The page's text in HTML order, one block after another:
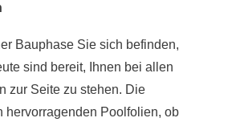
Bauphase Sie sich befinden,
sind bereit, Ihnen bei allen
zur Seite zu stehen. Die
hervorragenden Poolfolien, ob